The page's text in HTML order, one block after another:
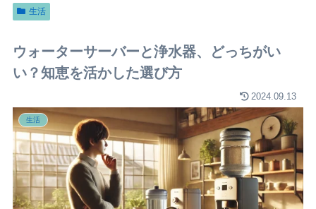
生活
ウォーターサーバーと浄水器、どっちがい
い？知恵を活かした選び方
2024.09.13
生活